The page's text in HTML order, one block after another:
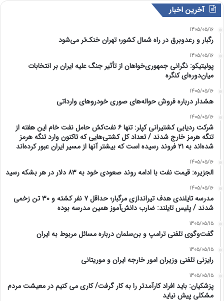
آخرین اخبار
1405/05/16
رگبار و رعدوبرق در راه شمال کشور؛ تهران خنک‌تر می‌شود
1405/05/16
پولیتیکو: نگرانی جمهوری‌خواهان از تأثیر جنگ علیه ایران بر انتخابات
میان‌دوره‌ای کنگره
1405/05/16
هشدار درباره فروش حواله‌های صوری خودروهای وارداتی
1405/05/16
شرکت ردیابی کشتیرانی کپلر: تنها ۶ نفت‌کش حامل نفت خام این هفته از
تنگه هرمز خارج شدند / تعداد کل کشتی‌هایی که تاکنون وارد تنگه هرمز
شده‌اند به ۲۱ فروند رسیده است که بیشتر آنها از مسیر ایران عبور کرده‌اند
1405/05/16
الجزیره: قیمت نفت با ادامه روند صعودی خود به ۸۳ دلار در هر بشکه رسید
1405/05/16
مدرسه تایلندی هدف تیراندازی مرگبار؛ حداقل ۷ نفر کشته و ۳۰ تن زخمی
شدند / پلیس تایلند: ضارب دانش‌آموز همین مدرسه بوده
1405/05/15
گفت‌وگوی تلفنی ترامپ و بن‌سلمان درباره مسائل مربوط به ایران
1405/05/15
رایزنی تلفنی وزیران امور خارجه ایران و موریتانی
1405/05/15
پزشکیان: باید افراد کارآمدتر را به کار گرفت/ کاری می کنیم در معیشت مردم
مشکلی پیش نیاید